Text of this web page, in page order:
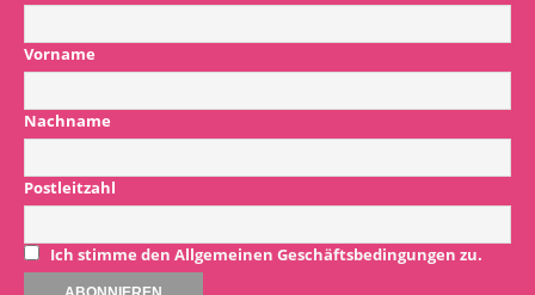
Vorname
Nachname
Postleitzahl
Ich stimme den Allgemeinen Geschäftsbedingungen zu.